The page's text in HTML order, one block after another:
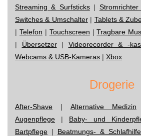
Streaming & Surfsticks|
Switches & Umschalter| Tablets &
| Telefon | Touchscreen |Tragbare
| Übersetzer| Videorecorder & -
Webcams & USB-Kameras | Xbox
Drogerie
After-Shave | Alternative Medizin
Augenpflege | Baby- und
Bartpflege | Beatmungs- &